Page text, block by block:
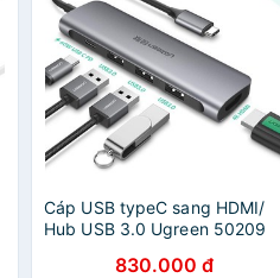
Cáp USB typeC sang HDMI/
Hub USB 3.0 Ugreen 50209
830.000 đ